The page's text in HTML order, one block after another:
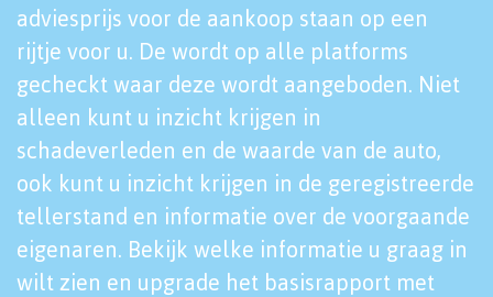
adviesprijs voor de aankoop staan op een
rijtje voor u. De wordt op alle platforms
gecheckt waar deze wordt aangeboden. Niet
alleen kunt u inzicht krijgen in
schadeverleden en de waarde van de auto,
ook kunt u inzicht krijgen in de geregistreerde
tellerstand en informatie over de voorgaande
eigenaren. Bekijk welke informatie u graag in
wilt zien en upgrade het basisrapport met